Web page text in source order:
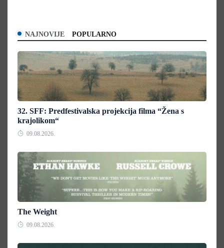
NAJNOVIJE POPULARNO
32. SFF: Predfestivalska projekcija filma “Žena s
krajolikom“
09.08.2026.
The Weight
09.08.2026.